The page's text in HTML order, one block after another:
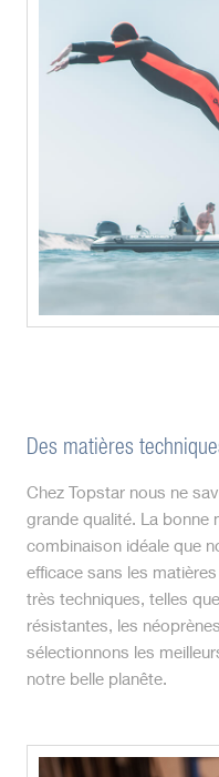
Des matières
Chez Topstar nous ne
grande qualité. La bonne
combinaison idéale que
efficace sans les
très techniques, telles
résistantes, les
sélectionnons les
notre belle planête.